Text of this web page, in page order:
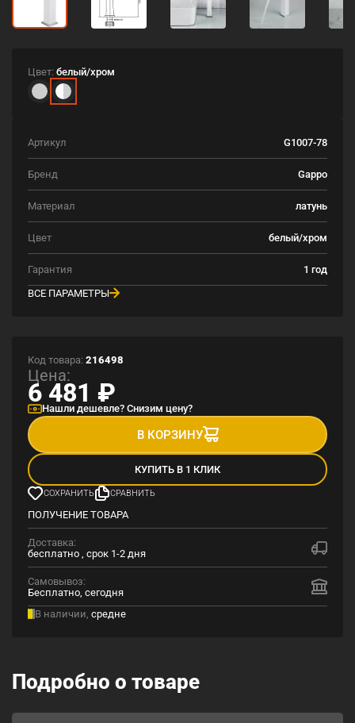
Цвет: белый/хром
Артикул G1007-78
Бренд Gappo
Материал латунь
Цвет белый/хром
Гарантия
1 год
ВСЕ ПАРАМЕТРЫ
Код товара: 216498
Цена:
6 481 ₽
Нашли дешевле? Снизим цену?
В КОРЗИНУ
КУПИТЬ В 1 КЛИК
СОХРАНИТЬ СРАВНИТЬ
ПОЛУЧЕНИЕ ТОВАРА
Доставка:
бесплатно , срок 1-2 дня
Самовывоз:
Бесплатно, сегодня
В наличии, средне
Подробно о товаре